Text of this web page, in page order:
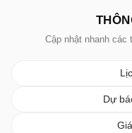
Cập nhật nhanh
Dự